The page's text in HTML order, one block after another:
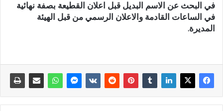
في البحث عن الاسم البديل قبل اعلان القطيعة بصفة نهائية
في الساعات القادمة والاعلان الرسمي من قبل الهيئة
المديرة.